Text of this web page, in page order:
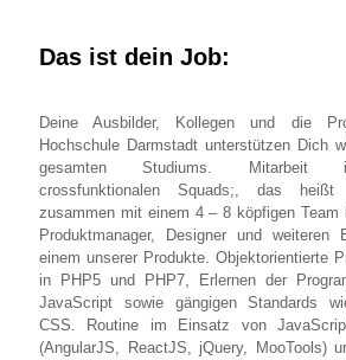
Das ist dein Job:
Deine Ausbilder, Kollegen und die
Hochschule Darmstadt unterstützen Dich
gesamten Studiums. Mitarbeit
crossfunktionalen Squads;, das
zusammen mit einem 4 – 8 köpfigen Team
Produktmanager, Designer und weiteren
einem unserer Produkte. Objektorientierte
in PHP5 und PHP7, Erlernen der
JavaScript sowie gängigen Standards
CSS. Routine im Einsatz von
(AngularJS, ReactJS, jQuery, MooTools)